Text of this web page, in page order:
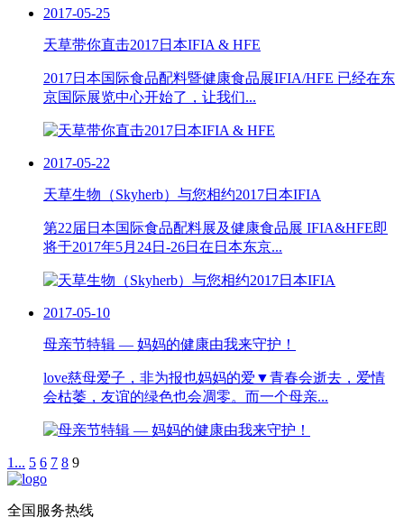
2017-05-25
天草带你直击2017日本IFIA & HFE
2017日本国际食品配料暨健康食品展IFIA/HFE 已经在东
京国际展览中心开始了，让我们...
2017-05-22
天草生物（Skyherb）与您相约2017日本IFIA
第22届日本国际食品配料展及健康食品展 IFIA&HFE即
将于2017年5月24日-26日在日本东京...
2017-05-10
母亲节特辑 — 妈妈的健康由我来守护！
love慈母爱子，非为报也妈妈的爱▼青春会逝去，爱情
会枯萎，友谊的绿色也会凋零。而一个母亲...
1... 5 6 7 8 9
全国服务热线